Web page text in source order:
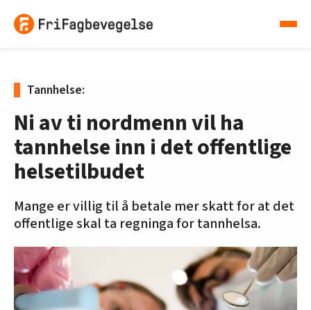
Tannhelse:
Ni av ti nordmenn vil ha
tannhelse inn i det offentlige
helsetilbudet
Mange er villig til å betale mer skatt for at det
offentlige skal ta regninga for tannhelsa.